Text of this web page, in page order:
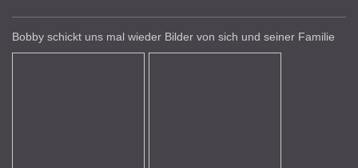
Bobby schickt uns mal wieder Bilder von sich und seiner Familie